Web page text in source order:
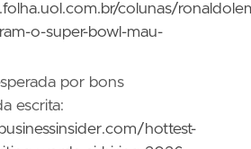
colunas/
o-super-bowl-mau-
por bons
escrita:
hottest-